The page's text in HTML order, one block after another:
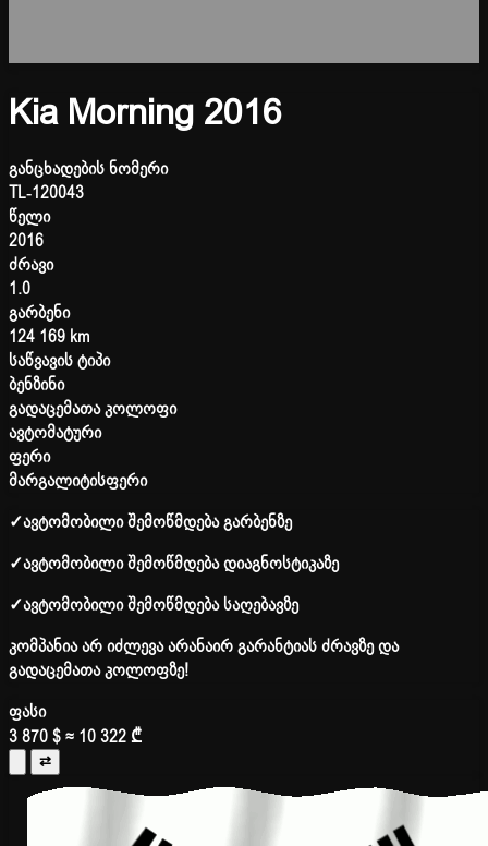
Kia Morning 2016
განცხადების ნომერი
TL-120043
წელი
2016
ძრავი
1.0
გარბენი
124 169 km
საწვავის ტიპი
ბენზინი
გადაცემათა კოლოფი
ავტომატური
ფერი
მარგალიტისფერი
✓ავტომობილი შემოწმდება გარბენზე
✓ავტომობილი შემოწმდება დიაგნოსტიკაზე
✓ავტომობილი შემოწმდება საღებავზე
კომპანია არ იძლევა არანაირ გარანტიას ძრავზე და
გადაცემათა კოლოფზე!
ფასი
3 870 $≈ 10 322 ₾
⇄